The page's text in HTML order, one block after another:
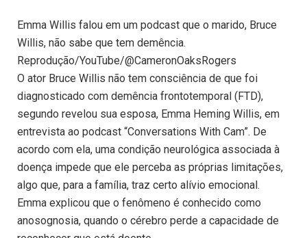
Emma Willis falou em um podcast que o marido, Bruce
Willis, não sabe que tem demência.
Reprodução/YouTube/@CameronOaksRogers
O ator Bruce Willis não tem consciência de que foi
diagnosticado com demência frontotemporal (FTD),
segundo revelou sua esposa, Emma Heming Willis, em
entrevista ao podcast “Conversations With Cam”. De
acordo com ela, uma condição neurológica associada à
doença impede que ele perceba as próprias limitações,
algo que, para a família, traz certo alívio emocional.
Emma explicou que o fenômeno é conhecido como
anosognosia, quando o cérebro perde a capacidade de